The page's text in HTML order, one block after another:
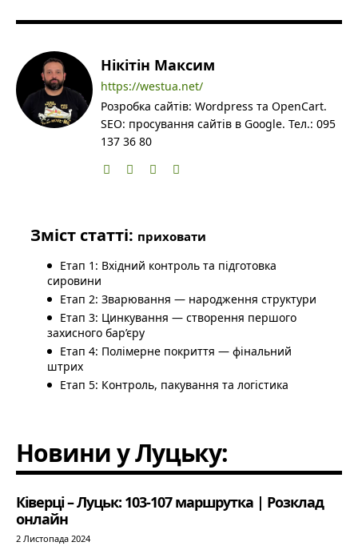
Нікітін Максим
https://westua.net/
Розробка сайтів: Wordpress та OpenCart.
SEO: просування сайтів в Google. Тел.: 095
137 36 80
Зміст статті: приховати
Етап 1: Вхідний контроль та підготовка
сировини
Етап 2: Зварювання — народження структури
Етап 3: Цинкування — створення першого
захисного бар’єру
Етап 4: Полімерне покриття — фінальний
штрих
Етап 5: Контроль, пакування та логістика
Новини у Луцьку:
Ківерці – Луцьк: 103-107 маршрутка | Розклад
онлайн
2 Листопада 2024